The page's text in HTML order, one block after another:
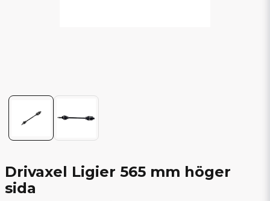
Drivaxel Ligier 565 mm höger
sida